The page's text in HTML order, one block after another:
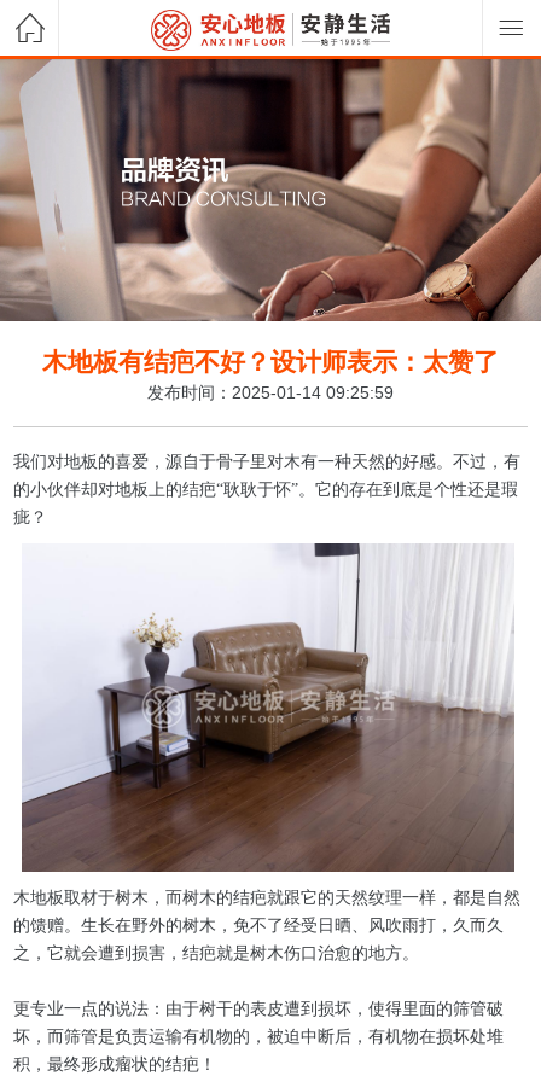
木地板有结疤不好？设计师表示：太赞了
发布时间：2025-01-14 09:25:59
我们对地板的喜爱，源自于骨子里对木有一种天然的好感。不过，有
的小伙伴却对地板上的结疤“耿耿于怀”。它的存在到底是个性还是瑕
疵？
木地板取材于树木，而树木的结疤就跟它的天然纹理一样，都是自然
的馈赠。生长在野外的树木，免不了经受日晒、风吹雨打，久而久
之，它就会遭到损害，结疤就是树木伤口治愈的地方。
更专业一点的说法：由于树干的表皮遭到损坏，使得里面的筛管破
坏，而筛管是负责运输有机物的，被迫中断后，有机物在损坏处堆
积，最终形成瘤状的结疤！